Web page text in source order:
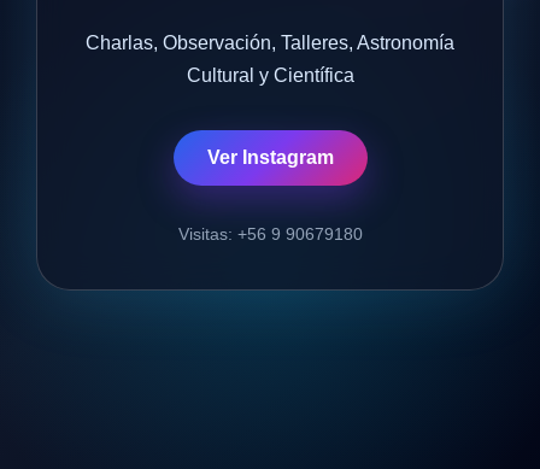
Charlas, Observación, Talleres, Astronomía
Cultural y Científica
Ver Instagram
Visitas: +56 9 90679180